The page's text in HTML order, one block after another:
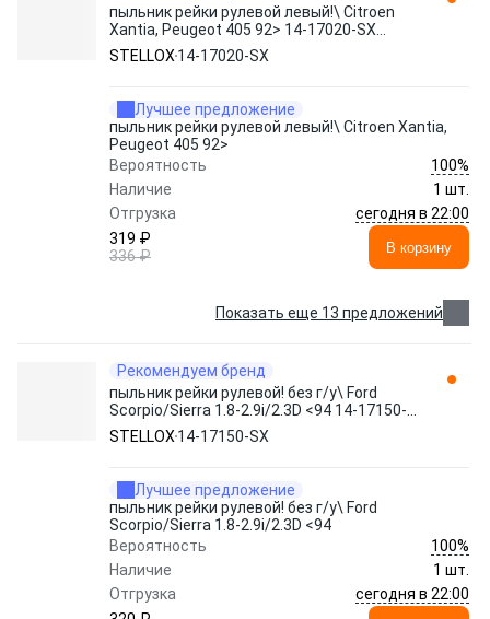
пыльник рейки рулевой левый!\ Citroen
Xantia, Peugeot 405 92> 14-17020-SX
STELLOX
STELLOX 14-17020-SX
Лучшее предложение
пыльник рейки рулевой левый!\ Citroen Xantia,
Peugeot 405 92>
Вероятность
100%
Наличие
1 шт.
Отгрузка
сегодня в 22:00
319 ₽
336 ₽
В корзину
Показать еще 13 предложений
Рекомендуем бренд
пыльник рейки рулевой! без г/у\ Ford
Scorpio/Sierra 1.8-2.9i/2.3D <94 14-17150-
SX STELLOX
STELLOX 14-17150-SX
Лучшее предложение
пыльник рейки рулевой! без г/у\ Ford
Scorpio/Sierra 1.8-2.9i/2.3D <94
Вероятность
100%
Наличие
1 шт.
Отгрузка
сегодня в 22:00